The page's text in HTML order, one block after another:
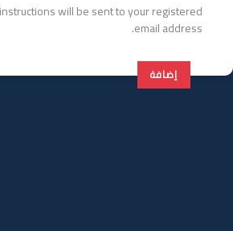
will be sent to your registered
email address.